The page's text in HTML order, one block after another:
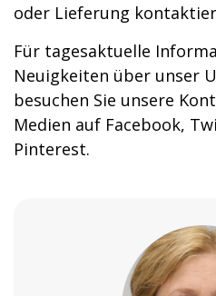
oder Lieferung
Für tagesaktuelle
Neuigkeiten über unser
besuchen Sie unsere
Medien auf Facebook,
Pinterest.